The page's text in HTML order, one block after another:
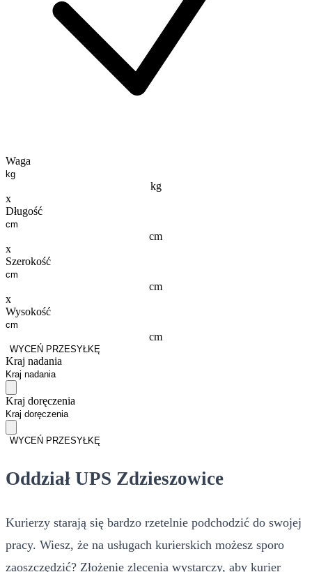
Waga
kg
x
Długość
cm
x
Szerokość
cm
x
Wysokość
cm
WYCEŃ PRZESYŁKĘ
Kraj nadania
Kraj doręczenia
WYCEŃ PRZESYŁKĘ
Oddział UPS Zdzieszowice
Kurierzy starają się bardzo rzetelnie podchodzić do swojej
pracy. Wiesz, że na usługach kurierskich możesz sporo
zaoszczędzić? Złożenie zlecenia wystarczy, aby kurier